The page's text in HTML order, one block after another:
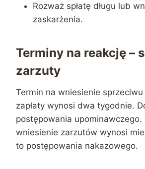
Rozważ spłatę długu lub
zaskarżenia.
Terminy na reakcję –
zarzuty
Termin na wniesienie
zapłaty wynosi dwa tygodnie.
postępowania upominawczego.
wniesienie zarzutów wynosi
to postępowania nakazowego.